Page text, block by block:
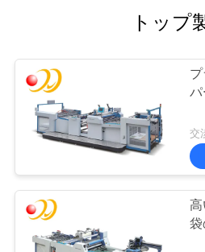
トップ